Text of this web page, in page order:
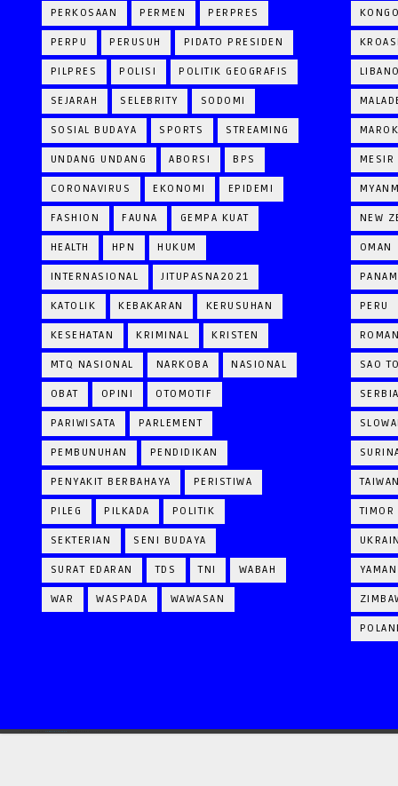
PERKOSAAN PERMEN PERPRES
PERPU PERUSUH PIDATO PRESIDEN
PILPRES POLISI POLITIK GEOGRAFIS
SEJARAH SELEBRITY SODOMI
SOSIAL BUDAYA SPORTS STREAMING
UNDANG UNDANG ABORSI BPS
CORONAVIRUS EKONOMI EPIDEMI
FASHION FAUNA GEMPA KUAT
HEALTH HPN HUKUM
INTERNASIONAL JITUPASNA2021
KATOLIK KEBAKARAN KERUSUHAN
KESEHATAN KRIMINAL KRISTEN
MTQ NASIONAL NARKOBA NASIONAL
OBAT OPINI OTOMOTIF
PARIWISATA PARLEMENT
PEMBUNUHAN PENDIDIKAN
PENYAKIT BERBAHAYA PERISTIWA
PILEG PILKADA POLITIK
SEKTERIAN SENI BUDAYA
SURAT EDARAN TDS TNI WABAH
WAR WASPADA WAWASAN
MESIR
NEW
OMAN
PERU
SAO
TIMOR
YAMAN